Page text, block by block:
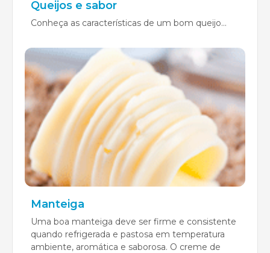
Queijos e sabor
Conheça as características de um bom queijo...
Manteiga
Uma boa manteiga deve ser firme e consistente
quando refrigerada e pastosa em temperatura
ambiente, aromática e saborosa. O creme de